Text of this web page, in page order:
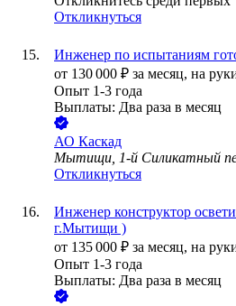
Откликнуться
Инженер по испытаниям
от 130 000 ₽ за месяц, на
Опыт 1-3 года
Выплаты: Два раза в месяц
АО Каскад
Мытищи, 1-й Силикатный
Откликнуться
Инженер конструктор
г.Мытищи )
от 135 000 ₽ за месяц, на
Опыт 1-3 года
Выплаты: Два раза в месяц